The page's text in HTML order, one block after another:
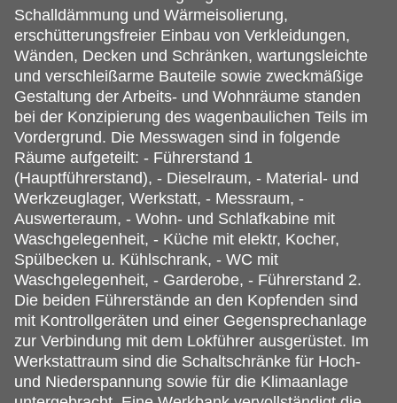
Schalldämmung und Wärmeisolierung,
erschütterungsfreier Einbau von Verkleidungen,
Wänden, Decken und Schränken, wartungsleichte
und verschleißarme Bauteile sowie zweckmäßige
Gestaltung der Arbeits- und Wohnräume standen
bei der Konzipierung des wagenbaulichen Teils im
Vordergrund. Die Messwagen sind in folgende
Räume aufgeteilt: - Führerstand 1
(Hauptführerstand), - Dieselraum, - Material- und
Werkzeuglager, Werkstatt, - Messraum, -
Auswerteraum, - Wohn- und Schlafkabine mit
Waschgelegenheit, - Küche mit elektr, Kocher,
Spülbecken u. Kühlschrank, - WC mit
Waschgelegenheit, - Garderobe, - Führerstand 2.
Die beiden Führerstände an den Kopfenden sind
mit Kontrollgeräten und einer Gegensprechanlage
zur Verbindung mit dem Lokführer ausgerüstet. Im
Werkstattraum sind die Schaltschränke für Hoch-
und Niederspannung sowie für die Klimaanlage